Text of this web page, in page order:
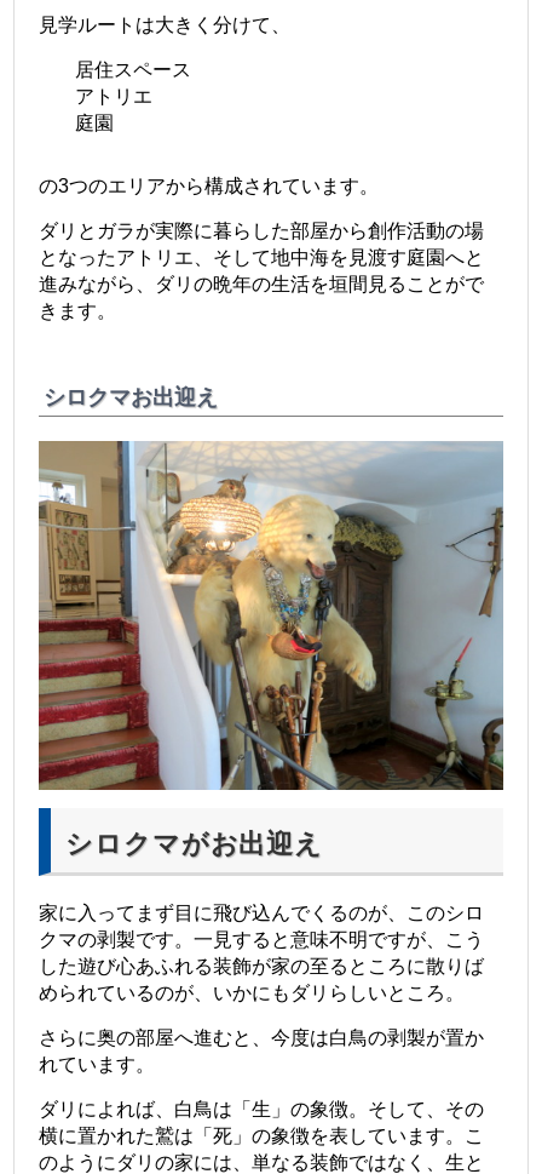
見学ルートは大きく分けて、
居住スペース
アトリエ
庭園
の3つのエリアから構成されています。
ダリとガラが実際に暮らした部屋から創作活動の場
となったアトリエ、そして地中海を見渡す庭園へと
進みながら、ダリの晩年の生活を垣間見ることがで
きます。
シロクマお出迎え
シロクマがお出迎え
家に入ってまず目に飛び込んでくるのが、このシロ
クマの剥製です。一見すると意味不明ですが、こう
した遊び心あふれる装飾が家の至るところに散りば
められているのが、いかにもダリらしいところ。
さらに奥の部屋へ進むと、今度は白鳥の剥製が置か
れています。
ダリによれば、白鳥は「生」の象徴。そして、その
横に置かれた鷲は「死」の象徴を表しています。こ
のようにダリの家には、単なる装飾ではなく、生と